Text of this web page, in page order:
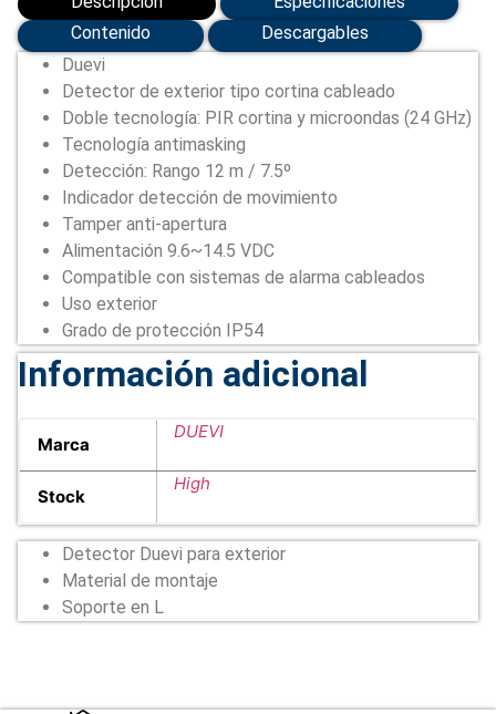
Contenido
Descargables
Duevi
Detector de exterior tipo cortina cableado
Doble tecnología: PIR cortina y microondas (24 GHz)
Tecnología antimasking
Detección: Rango 12 m / 7.5º
Indicador detección de movimiento
Tamper anti-apertura
Alimentación 9.6~14.5 VDC
Compatible con sistemas de alarma cableados
Uso exterior
Grado de protección IP54
Información adicional
Marca
DUEVI
Stock
High
Detector Duevi para exterior
Material de montaje
Soporte en L